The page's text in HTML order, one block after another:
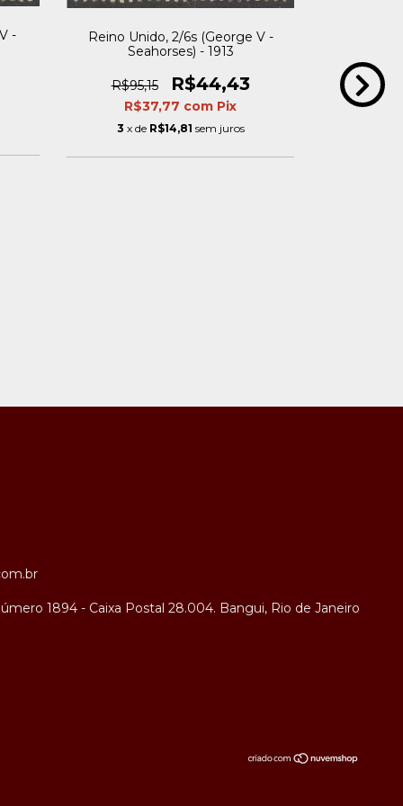
-
Reino Unido, 2/6s (George V -
Seahorses) - 1913
R$95,15 R$44,43
R$37,77 com Pix
3 x de R$14,81 sem juros
1894 - Caixa Postal 28.004. Bangui, Rio de Janeiro